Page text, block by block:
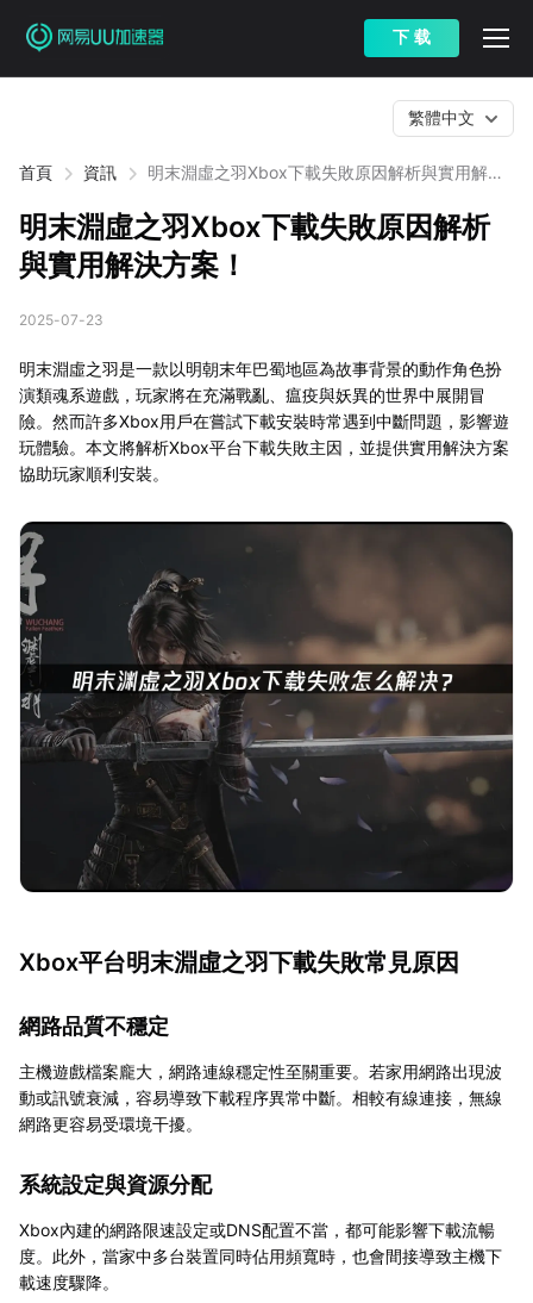
下 载
首頁 資訊
明末淵虛之羽Xbox下載失敗原因解析與實用解決
繁體中文
明末淵虛之羽Xbox下載失敗原因解析
與實用解決方案！
2025-07-23
明末淵虛之羽是一款以明朝末年巴蜀地區為故事背景的動作角色扮
演類魂系遊戲，玩家將在充滿戰亂、瘟疫與妖異的世界中展開冒
險。然而許多Xbox用戶在嘗試下載安裝時常遇到中斷問題，影響遊
玩體驗。本文將解析Xbox平台下載失敗主因，並提供實用解決方案
協助玩家順利安裝。
Xbox平台明末淵虛之羽下載失敗常見原因
網路品質不穩定
主機遊戲檔案龐大，網路連線穩定性至關重要。若家用網路出現波
動或訊號衰減，容易導致下載程序異常中斷。相較有線連接，無線
網路更容易受環境干擾。
系統設定與資源分配
Xbox內建的網路限速設定或DNS配置不當，都可能影響下載流暢
度。此外，當家中多台裝置同時佔用頻寬時，也會間接導致主機下
載速度驟降。